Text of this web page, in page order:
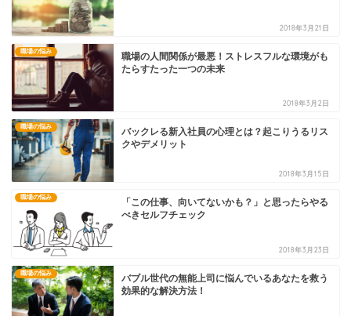
2018年3月21日
職場の悩み
職場の人間関係が最悪！ストレスフルな環境がも
たらすたった一つの未来
2018年3月2日
職場の悩み
バックレる新入社員の心理とは？起こりうるリス
クやデメリット
2018年3月15日
職場の悩み
「この仕事、向いてないかも？」と思ったらやる
べきセルフチェック
2018年3月23日
職場の悩み
バブル世代の無能上司に悩んでいるあなたを救う
効果的な解決方法！